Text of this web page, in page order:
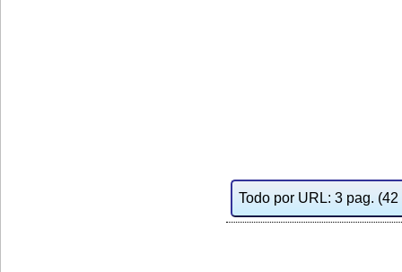
Todo por URL: 3 pag.